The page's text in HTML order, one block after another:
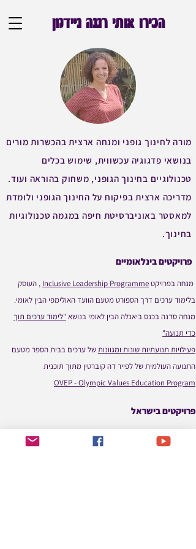
הכירו אותי רננה ניידמן
מורה לחינוך גופני ומנחה ארצית בהכשרות מורים
בנושאי פדגוגיה עכשווית, שימוש בכלים
טכנולוגיים בחינוך הגופני, משחוק בהוראה ועוד.
מדריכה ארצית בפיקוח על החינוך הגופני ולומדת
למאסטר באוניברסיטת חיפה במגמה טכנולוגיות
בחינוך.
פרויקטים בינלאומיים
מנחה בפרויקטInclusive Leadership Programme , העוסק
בלימוד ערכים דרך הספורט מטעם הוועד האולימפי הבין לאומי.
מנחה סדנה בכנס ביאנלה הבין לאומי בנושא"לימוד ערכים תוך
כדי תנועה"
פעילויות תנועתיות שונות ומגוונותשל ערכים בבית הספר מטעם
התנועה העולמית של לפייר דה קוברטין מתוך תוכנית
OVEP - Olympic Values Education Program
פרויקטים בישראל
בנייה ועיצוב האתר של החינוך הגופני במרחב הפדגוגי בפורטל
עובדי הוראה